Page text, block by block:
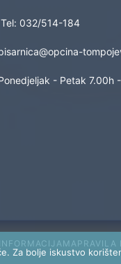
Tel: 032/514-184
- Petak 7.00h
PRAVILA
Za bolje iskustvo